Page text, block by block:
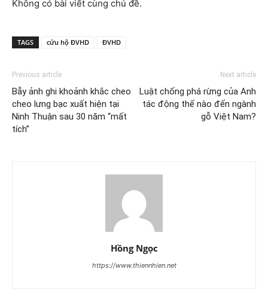
Không có bài viết cùng chủ đề.
TAGS cứu hộ ĐVHD ĐVHD
Previous article
Bẫy ảnh ghi khoảnh khắc cheo
cheo lưng bạc xuất hiện tại
Ninh Thuận sau 30 năm “mất
tích”
Next article
Luật chống phá rừng của Anh
tác động thế nào đến ngành
gỗ Việt Nam?
Hồng Ngọc
https://www.thiennhien.net